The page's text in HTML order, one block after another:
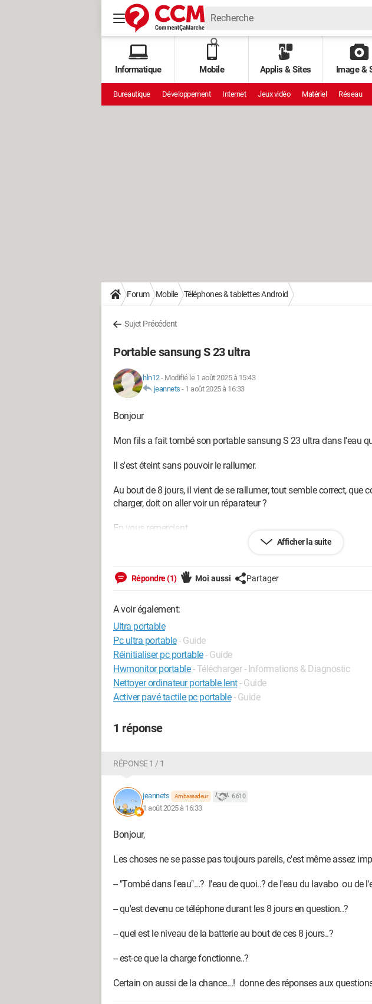
Informatique Mobile Applis & Sites Image &
Bureautique Développement Internet Jeux vidéo Matériel Réseau
Forum Mobile Téléphones & tablettes Android
Sujet Précédent
Portable sansung S 23 ultra
hln12- Modifié le 1 août 2025 à 15:43
jeannets - 1 août 2025 à 16:33
Bonjour
Mon fils a fait tombé son portable sansung S 23 ultra dans l'eau
Il s'est éteint sans pouvoir le rallumer.
Au bout de 8 jours, il vient de se rallumer, tout semble correct, que
charger, doit on aller voir un réparateur ?
En vous remerciant.
Hélène
Afficher la suite
Répondre (1) Moi aussi Partager
A voir également:
Ultra portable
Pc ultra portable- Guide
Réinitialiser pc portable- Guide
Hwmonitor portable - Télécharger - Informations & Diagnostic
Nettoyer ordinateur portable lent- Guide
Activer pavé tactile pc portable - Guide
1 réponse
RÉPONSE 1 / 1
jeannets Ambassadeur 6 610
1 août 2025 à 16:33
Bonjour,
Les choses ne se passe pas toujours pareils, c'est même assez
-- "Tombé dans l'eau"...? l'eau de quoi..? de l'eau du lavabo ou de
-- qu'est devenu ce téléphone durant les 8 jours en question..?
-- quel est le niveau de la batterie au bout de ces 8 jours..?
-- est-ce que la charge fonctionne..?
Certain on aussi de la chance...! donne des réponses aux